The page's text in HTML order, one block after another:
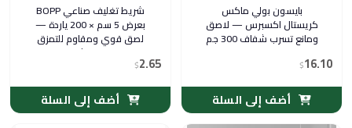
بايسون بولي ماكس
كريستال اكسبرس — لاصق
ومانع تسرب شفاف 300 جم
$16.10
أضف إلى السلة
شريط تغليف صناعي BOPP
بعرض 5 سم × 200 ياردة —
لصق قوي ومقاوم للتمزق
لإغلاق الطرود الثقيلة | MTB
$2.65
أضف إلى السلة